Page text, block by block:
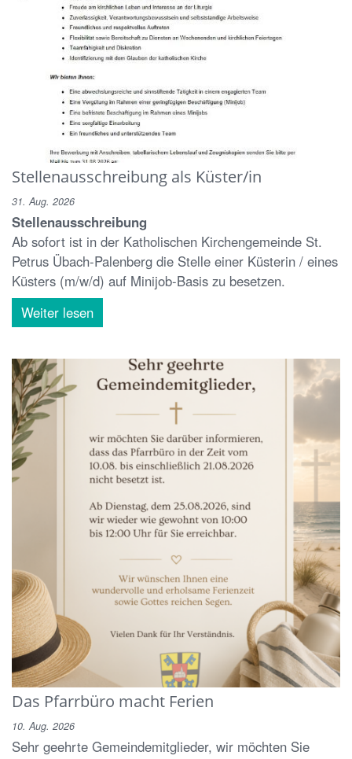
Stellenausschreibung als Küster/in
31. Aug. 2026
Stellenausschreibung
Ab sofort ist in der Katholischen Kirchengemeinde St.
Petrus Übach-Palenberg die Stelle einer Küsterin / eines
Küsters (m/w/d) auf Minijob-Basis zu besetzen.
Weiter lesen
Das Pfarrbüro macht Ferien
10. Aug. 2026
Sehr geehrte Gemeindemitglieder, wir möchten Sie